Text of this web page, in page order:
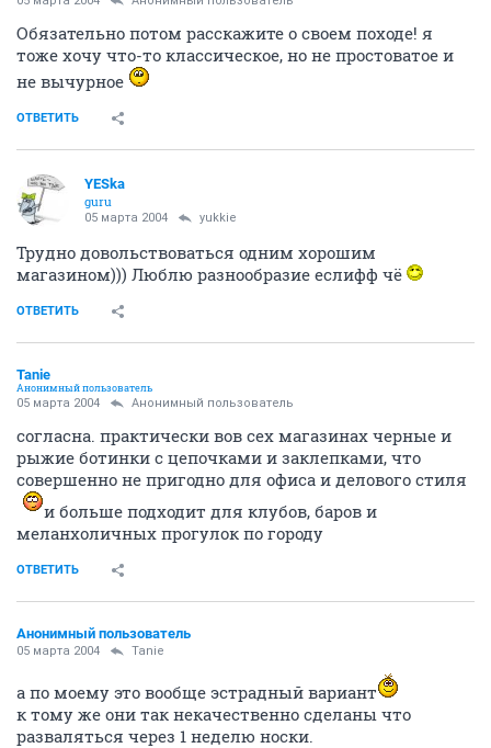
Обязательно потом расскажите о своем походе! я
тоже хочу что-то классическое, но не простоватое и
не вычурное
ОТВЕТИТЬ
YESka
guru
05 марта 2004 yukkie
Трудно довольствоваться одним хорошим
магазином))) Люблю разнообразие еслифф чё
ОТВЕТИТЬ
Tanie
Анонимный пользователь
05 марта 2004 Анонимный пользователь
согласна. практически вов сех магазинах черные и
рыжие ботинки с цепочками и заклепками, что
совершенно не пригодно для офиса и делового стиля
и больше подходит для клубов, баров и
меланхоличных прогулок по городу
ОТВЕТИТЬ
Анонимный пользователь
05 марта 2004 Tanie
а по моему это вообще эстрадный вариант
к тому же они так некачественно сделаны что
разваляться через 1 неделю носки.